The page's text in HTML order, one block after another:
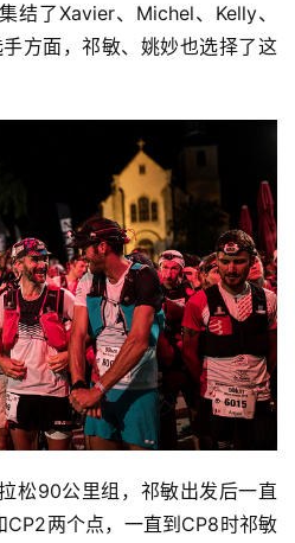
结了Xavier、Michel、Kelly、
方面，祁敏、姚妙也选择了这
松90公里组，祁敏出发后一直
CP2两个点，一直到CP8时祁敏